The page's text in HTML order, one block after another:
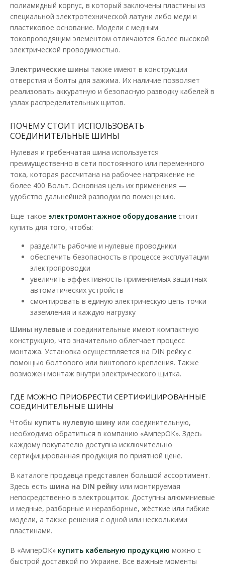
Шина нулевая SP 6x9мм 15 отверстий с
изолятором SEZ зеленая
Доступность: В наличии
Шины нулевые SP предназначены для электрического и
механического соединения нулевых рабочих и защитн..
139.23 грн
В КОРЗИНУ
В сравнения
В закладки
Шина нулевая SP 6x9мм 15 отверстий с
изолятором SEZ синяя
Доступность: В наличии
Шины нулевые SP предназначены для электрического и
механического соединения нулевых рабочих и защитн..
139.23 грн
В КОРЗИНУ
В закладки
полиамидный корпус, в который заключены пластины из
специальной электротехнической латуни либо меди и
пластиковое основание. Модели с медным
токопроводящим элементом отличаются более высокой
электрической проводимостью.
Электрические шины также имеют в конструкции
отверстия и болты для зажима. Их наличие позволяет
реализовать аккуратную и безопасную разводку кабелей в
узлах распределительных щитов.
ПОЧЕМУ СТОИТ ИСПОЛЬЗОВАТЬ
СОЕДИНИТЕЛЬНЫЕ ШИНЫ
Нулевая и гребенчатая шина используется
преимущественно в сети постоянного или переменного
тока, которая рассчитана на рабочее напряжение не
более 400 Вольт. Основная цель их применения —
удобство дальнейшей разводки по помещению.
Ещё такое электромонтажное оборудование стоит
купить для того, чтобы:
разделить рабочие и нулевые проводники
обеспечить безопасность в процессе эксплуатации
электропроводки
увеличить эффективность применяемых защитных
автоматических устройств
смонтировать в единую электрическую цепь точки
заземления и каждую нагрузку
Шины нулевые и соединительные имеют компактную
конструкцию, что значительно облегчает процесс
монтажа. Установка осуществляется на DIN рейку с
помощью болтового или винтового крепления. Также
возможен монтаж внутри электрического щитка.
ГДЕ МОЖНО ПРИОБРЕСТИ СЕРТИФИЦИРОВАННЫЕ
СОЕДИНИТЕЛЬНЫЕ ШИНЫ
Чтобы купить нулевую шину или соединительную,
необходимо обратиться в компанию «АмперОК». Здесь
каждому покупателю доступна исключительно
сертифицированная продукция по приятной цене.
В каталоге продавца представлен большой ассортимент.
Здесь есть шина на DIN рейку или монтируемая
непосредственно в электрощиток. Доступны алюминиевые
и медные, разборные и неразборные, жёсткие или гибкие
модели, а также решения с одной или несколькими
пластинами.
В «АмперОК» купить кабельную продукцию можно с
быстрой доставкой по Украине. Все важные моменты